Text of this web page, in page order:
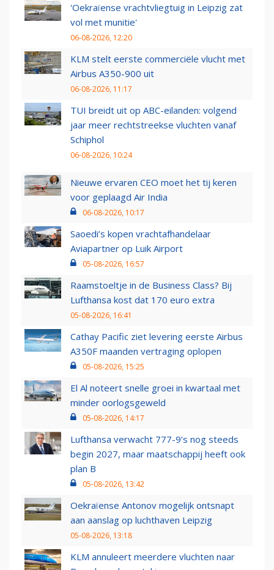
'Oekraïense vrachtvliegtuig in Leipzig zat
vol met munitie'
06-08-2026, 12:20
KLM stelt eerste commerciële vlucht met
Airbus A350-900 uit
06-08-2026, 11:17
TUI breidt uit op ABC-eilanden: volgend
jaar meer rechtstreekse vluchten vanaf
Schiphol
06-08-2026, 10:24
Nieuwe ervaren CEO moet het tij keren
voor geplaagd Air India
06-08-2026, 10:17
Saoedi’s kopen vrachtafhandelaar
Aviapartner op Luik Airport
05-08-2026, 16:57
Raamstoeltje in de Business Class? Bij
Lufthansa kost dat 170 euro extra
05-08-2026, 16:41
Cathay Pacific ziet levering eerste Airbus
A350F maanden vertraging oplopen
05-08-2026, 15:25
El Al noteert snelle groei in kwartaal met
minder oorlogsgeweld
05-08-2026, 14:17
Lufthansa verwacht 777-9’s nog steeds
begin 2027, maar maatschappij heeft ook
plan B
05-08-2026, 13:42
Oekraïense Antonov mogelijk ontsnapt
aan aanslag op luchthaven Leipzig
05-08-2026, 13:18
KLM annuleert meerdere vluchten naar